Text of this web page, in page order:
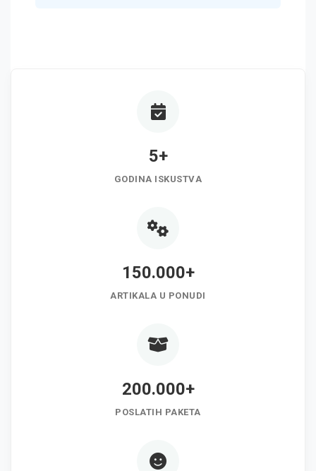
5+
GODINA ISKUSTVA
150.000+
ARTIKALA U PONUDI
200.000+
POSLATIH PAKETA